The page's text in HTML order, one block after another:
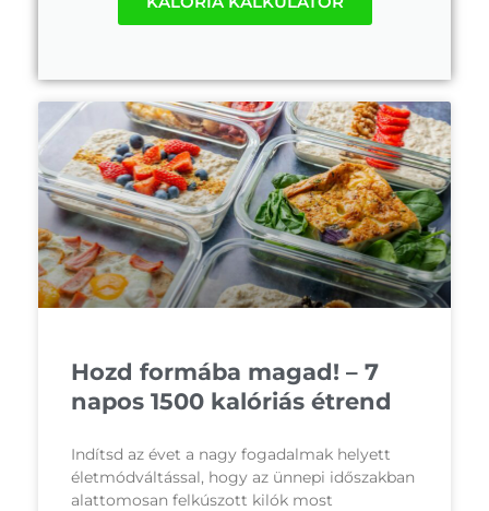
Hozd formába magad! – 7
napos 1500 kalóriás étrend
Indítsd az évet a nagy fogadalmak helyett
életmódváltással, hogy az ünnepi időszakban
alattomosan felkúszott kilók most